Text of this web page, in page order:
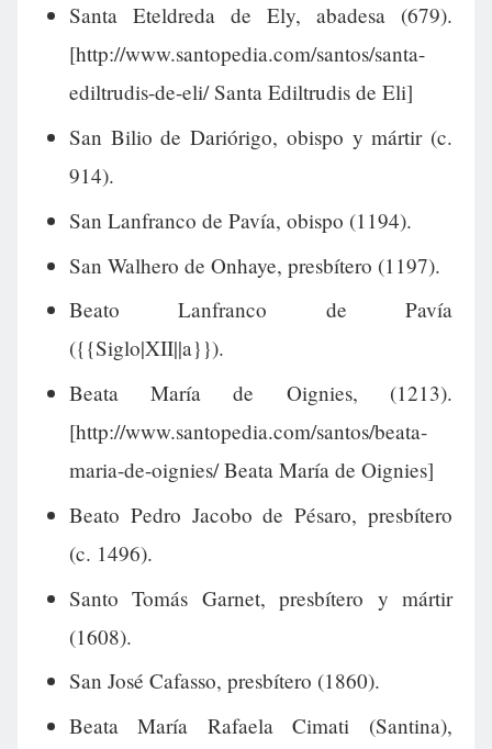
Santa Eteldreda de Ely, abadesa (679).
[http://www.santopedia.com/santos/santa-
ediltrudis-de-eli/ Santa Ediltrudis de Eli]
San Bilio de Dariórigo, obispo y mártir (c.
914).
San Lanfranco de Pavía, obispo (1194).
San Walhero de Onhaye, presbítero (1197).
Beato Lanfranco de Pavía
({{Siglo|XII||a}}).
Beata María de Oignies, (1213).
[http://www.santopedia.com/santos/beata-
maria-de-oignies/ Beata María de Oignies]
Beato Pedro Jacobo de Pésaro, presbítero
(c. 1496).
Santo Tomás Garnet, presbítero y mártir
(1608).
San José Cafasso, presbítero (1860).
Beata María Rafaela Cimati (Santina),